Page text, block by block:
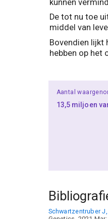
kunnen
De tot nu toe
middel van
Bovendien lijkt
hebben op het
Aantal
13,5 miljoen
Schwartzentruber J,